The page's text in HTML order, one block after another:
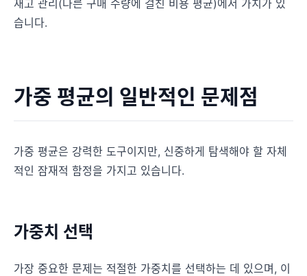
재고 관리(다른 구매 수량에 걸친 비용 평균)에서 가치가 있
습니다.
가중 평균의 일반적인 문제점
가중 평균은 강력한 도구이지만, 신중하게 탐색해야 할 자체
적인 잠재적 함정을 가지고 있습니다.
가중치 선택
가장 중요한 문제는 적절한 가중치를 선택하는 데 있으며, 이